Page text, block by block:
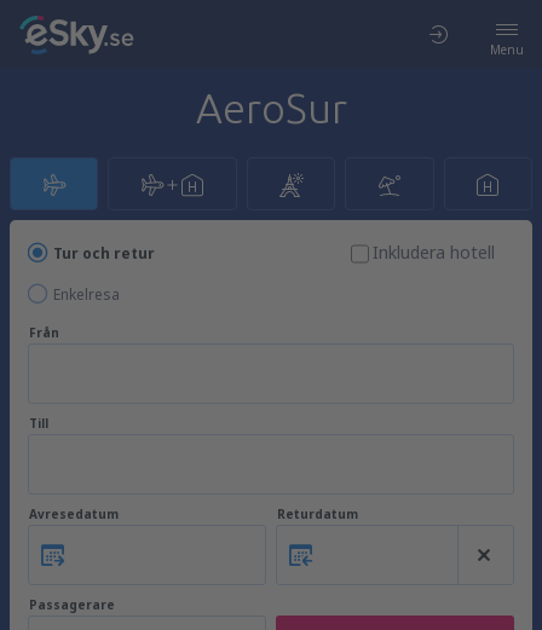
Menu
AeroSur
Tur och retur
Enkelresa
Inkludera hotell
Från
Till
Avresedatum Returdatum
Passagerare